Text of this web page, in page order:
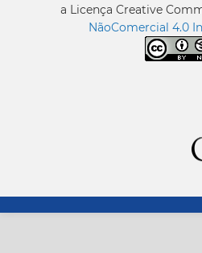
a Licença Creative
NãoComercial 4.0